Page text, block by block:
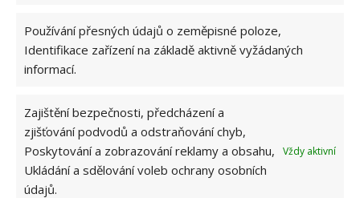
Používání přesných údajů o zeměpisné poloze,
Identifikace zařízení na základě aktivně vyžádaných
informací.
Zajištění bezpečnosti, předcházení a
zjišťování podvodů a odstraňování chyb,
Poskytování a zobrazování reklamy a obsahu,
Ukládání a sdělování voleb ochrany osobních
údajů.
Vždy aktivní
Hana Musilová
Do redakce Bydlimeutulne.cz se
přidala během svých studií a práce
redaktorky ji tak nadchla, že se
rozhodla zůstat. Její v...